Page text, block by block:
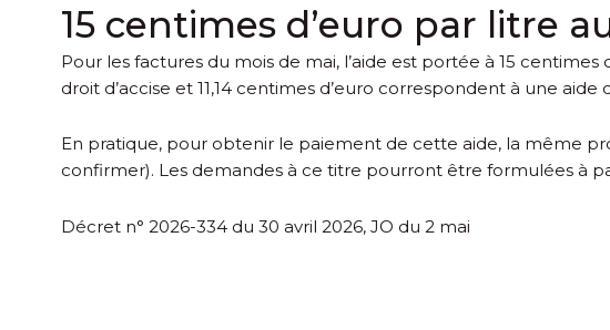
15 centimes d’euro par litre
Pour les factures du mois de mai, l’aide est portée à 15 centimes
droit d’accise et 11,14 centimes d’euro correspondent à une aide
En pratique, pour obtenir le paiement de cette aide, la même
confirmer). Les demandes à ce titre pourront être formulées à
Décret n° 2026-334 du 30 avril 2026, JO du 2 mai